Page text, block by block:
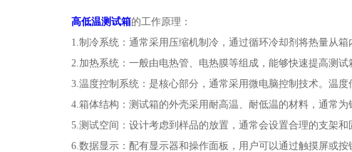
高低温测试箱的工作原理：
1.制冷系统：通常采用压缩机制冷，通过循环冷却剂将热量从箱
2.加热系统：一般由电热管、电热膜等组成，能够快速提高测试
3.温度控制系统：是核心部分，通常采用微电脑控制技术。温度
4.箱体结构：测试箱的外壳采用耐高温、耐低温的材料，通常为
5.测试空间：设计考虑到样品的放置，通常会设置合理的支架和
6.数据显示：配有显示器和操作面板，用户可以通过触摸屏或按